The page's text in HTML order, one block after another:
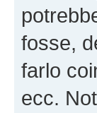
fosse,
farlo
ecc.